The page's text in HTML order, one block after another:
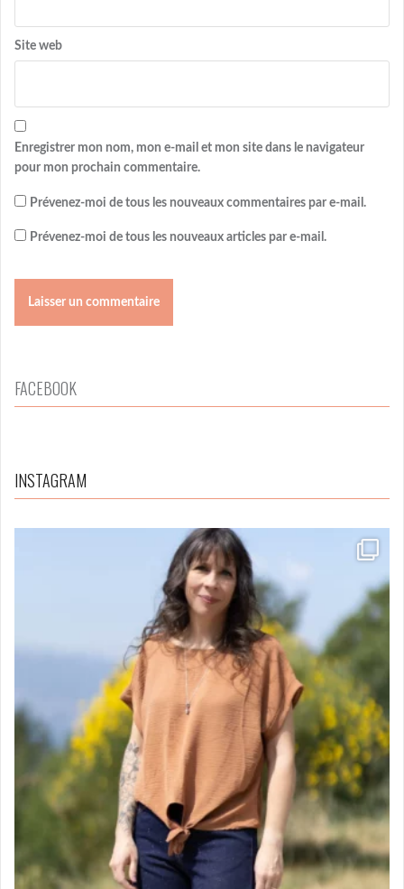
Site web
Enregistrer mon nom, mon e-mail et mon site dans le navigateur
pour mon prochain commentaire.
Prévenez-moi de tous les nouveaux commentaires par e-mail.
Prévenez-moi de tous les nouveaux articles par e-mail.
FACEBOOK
INSTAGRAM